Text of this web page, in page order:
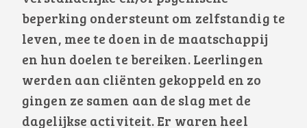
beperking ondersteunt om zelfstandig te
leven, mee te doen in de maatschappij
en hun doelen te bereiken. Leerlingen
werden aan cliënten gekoppeld en zo
gingen ze samen aan de slag met de
dagelijkse activiteit. Er waren heel